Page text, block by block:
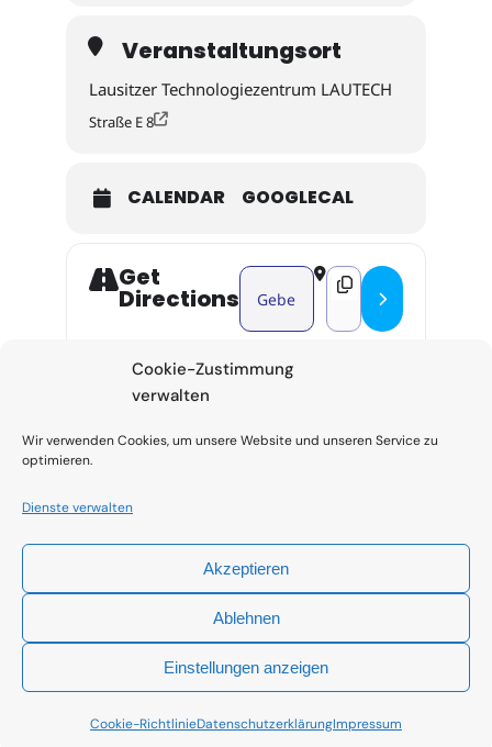
Cookie-Zustimmung
verwalten
Wir verwenden Cookies, um unsere Website und unseren Service zu
optimieren.
Dienste verwalten
Akzeptieren
Ablehnen
Einstellungen anzeigen
Cookie-RichtlinieDatenschutzerklärungImpressum
Veranstaltungsort
Lausitzer Technologiezentrum LAUTECH
Straße E 8
CALENDAR GOOGLECAL
Get
Directions
Address - Teilnahme an
Destination Address -
Impressum
DatenschutzerklärungCookie-Richtlinie (EU)Termine